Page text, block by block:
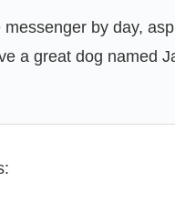
messenger by day,
a great dog named